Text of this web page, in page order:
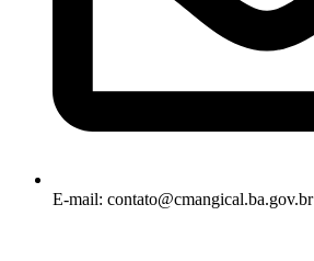
E-mail: contato@cmangical.ba.gov.br